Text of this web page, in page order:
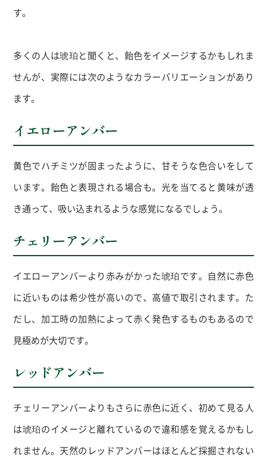
す。
多くの人は琥珀と聞くと、飴色をイメージするかもしれま
せんが、実際には次のようなカラーバリエーションがあり
ます。
イエローアンバー
黄色でハチミツが固まったように、甘そうな色合いをして
います。飴色と表現される場合も。光を当てると黄味が透
き通って、吸い込まれるような感覚になるでしょう。
チェリーアンバー
イエローアンバーより赤みがかった琥珀です。自然に赤色
に近いものは希少性が高いので、高値で取引されます。た
だし、加工時の加熱によって赤く発色するものもあるので
見極めが大切です。
レッドアンバー
チェリーアンバーよりもさらに赤色に近く、初めて見る人
は琥珀のイメージと離れているので違和感を覚えるかもし
れません。天然のレッドアンバーはほとんど採掘されない